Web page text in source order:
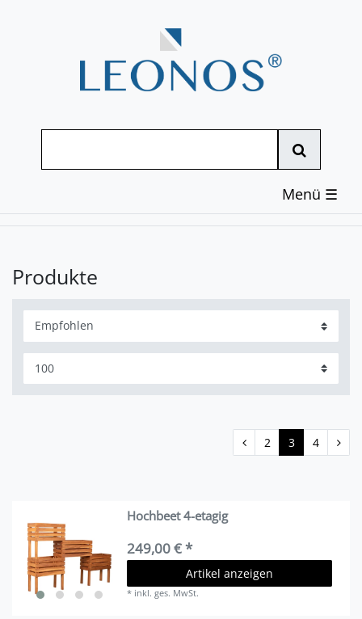
☰
Produkte
2 3 4
Hochbeet 4-etagig
249,00 € *
Artikel anzeigen
* inkl. ges. MwSt.